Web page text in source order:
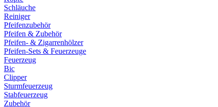
Schläuche
Reiniger
Pfeifenzubehör
Pfeifen & Zubehör
Pfeifen- & Zigarrenhölzer
Pfeifen-Sets & Feuerzeuge
Feuerzeug
Bic
Clipper
Sturmfeuerzeug
Stabfeuerzeug
Zubehör